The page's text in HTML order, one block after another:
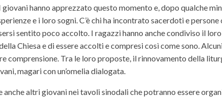
hanno apprezzato questo momento e, dopo qualche
e i loro sogni. C’è chi ha incontrato sacerdoti e persone
sentito poco accolto. I ragazzi hanno anche condiviso il
Chiesa e di essere accolti e compresi così come sono.
comprensione. Tra le loro proposte, il rinnovamento della
magari con un’omelia dialogata.
altri giovani nei tavoli sinodali che potranno essere